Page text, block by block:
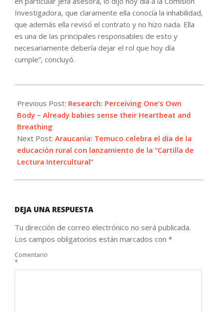
Investigadora, que claramente ella conocía la inhabilidad,
que además ella revisó el contrato y no hizo nada. Ella
es una de las principales responsables de esto y
necesariamente debería dejar el rol que hoy día
cumple”, concluyó.
04-
08
Previous Post: Research: Perceiving One’s Own
Body – Already babies sense their Heartbeat and
Breathing
Next Post: Araucanía: Temuco celebra el día de la
educación rural con lanzamiento de la “Cartilla de
Lectura Intercultural”
DEJA UNA RESPUESTA
Tu dirección de correo electrónico no será publicada.
Los campos obligatorios están marcados con *
Comentario
*